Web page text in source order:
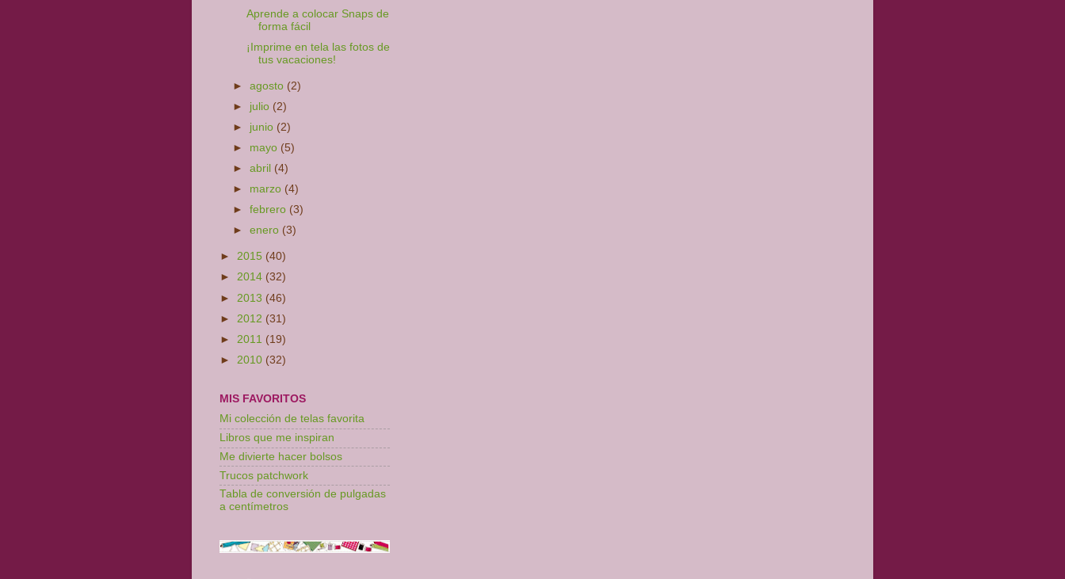
Aprende a colocar Snaps de
forma fácil
¡Imprime en tela las fotos de
tus vacaciones!
►agosto (2)
► julio (2)
► junio (2)
► mayo (5)
►abril (4)
► marzo (4)
►febrero (3)
►enero (3)
► 2015 (40)
► 2014 (32)
► 2013 (46)
► 2012 (31)
► 2011 (19)
► 2010 (32)
MIS FAVORITOS
Mi colección de telas favorita
Libros que me inspiran
Me divierte hacer bolsos
Trucos patchwork
Tabla de conversión de pulgadas
a centímetros